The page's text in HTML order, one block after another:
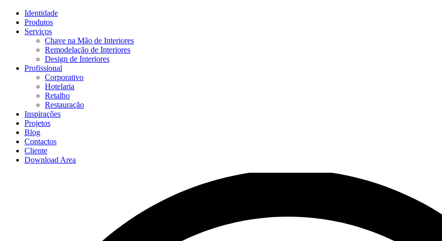
Identidade
Produtos
Serviços
Chave na Mão de Interiores
Remodelação de Interiores
Design de Interiores
Profissional
Corporativo
Hotelaria
Retalho
Restauração
Inspirações
Projetos
Blog
Contactos
Cliente
Download Area